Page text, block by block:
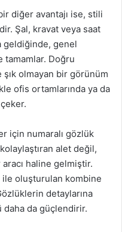
diğer avantajı ise, stili
Şal, kravat veya saat
geldiğinde, genel
tamamlar. Doğru
olmayan bir görünüm
ofis ortamlarında ya da
için numaralı gözlük
alet değil,
haline gelmiştir.
oluşturulan kombine
detaylarına
da güçlendirir.